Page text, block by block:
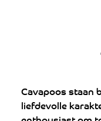
Cavapoos staan
liefdevolle